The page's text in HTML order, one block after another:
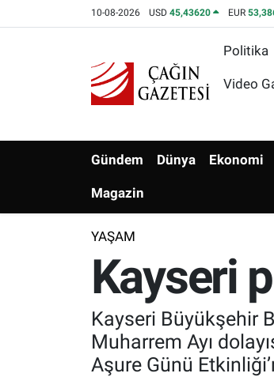
10-08-2026 USD45,43620 EUR
Politika
Video
Gündem Dünya Ekonomi
Magazin
YAŞAM
Kayseri
Kayseri Büyükşehir
Muharrem Ayı
Aşure Günü
Asayiş
Kültür & Sanat
Köşe Yazıları
Nöbetçi Eczaneler
Hava Durumu
Namaz Vakitleri
Tüm Manşetler
Son Dakika Haberleri
Haber Arşivi